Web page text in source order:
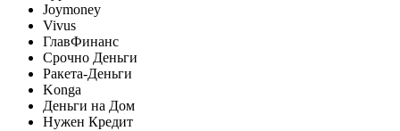
Joymoney
Vivus
ГлавФинанс
Срочно Деньги
Ракета-Деньги
Konga
Деньги на Дом
Нужен Кредит